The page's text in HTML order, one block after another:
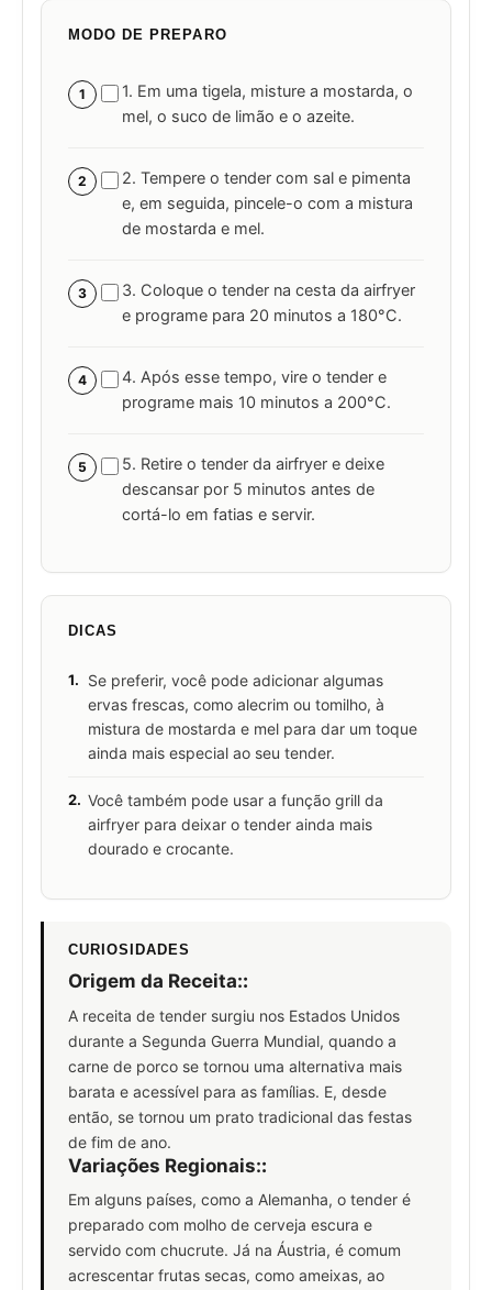
MODO DE PREPARO
1
1. Em uma tigela, misture a mostarda, o
mel, o suco de limão e o azeite.
2
2. Tempere o tender com sal e pimenta
e, em seguida, pincele-o com a mistura
de mostarda e mel.
3
3. Coloque o tender na cesta da airfryer
e programe para 20 minutos a 180°C.
4
4. Após esse tempo, vire o tender e
programe mais 10 minutos a 200°C.
5
5. Retire o tender da airfryer e deixe
descansar por 5 minutos antes de
cortá-lo em fatias e servir.
DICAS
1.
Se preferir, você pode adicionar algumas
ervas frescas, como alecrim ou tomilho, à
mistura de mostarda e mel para dar um toque
ainda mais especial ao seu tender.
2. Você também pode usar a função grill da
airfryer para deixar o tender ainda mais
dourado e crocante.
CURIOSIDADES
Origem da Receita::
A receita de tender surgiu nos Estados Unidos
durante a Segunda Guerra Mundial, quando a
carne de porco se tornou uma alternativa mais
barata e acessível para as famílias. E, desde
então, se tornou um prato tradicional das festas
de fim de ano.
Variações Regionais::
Em alguns países, como a Alemanha, o tender é
preparado com molho de cerveja escura e
servido com chucrute. Já na Áustria, é comum
acrescentar frutas secas, como ameixas, ao